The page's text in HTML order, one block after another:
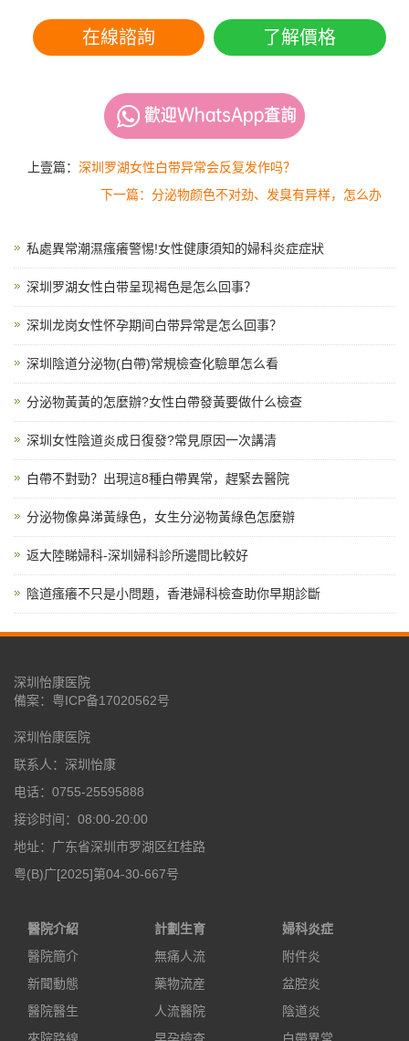
在線諮詢 了解價格
上壹篇： 深圳罗湖女性白带异常会反复发作吗？
下一篇：分泌物颜色不对劲、发臭有异样，怎么办
私處異常潮濕瘙癢警惕!女性健康須知的婦科炎症症狀
深圳罗湖女性白带呈现褐色是怎么回事？
深圳龙岗女性怀孕期间白带异常是怎么回事？
深圳陰道分泌物(白帶)常規檢查化驗單怎么看
分泌物黃黃的怎麼辦?女性白帶發黃要做什么檢查
深圳女性陰道炎成日復發?常見原因一次講清
白帶不對勁？出現這8種白帶異常，趕緊去醫院
分泌物像鼻涕黃綠色，女生分泌物黃綠色怎麼辦
返大陸睇婦科-深圳婦科診所邊間比較好
陰道瘙癢不只是小問題，香港婦科檢查助你早期診斷
深圳怡康医院
備案： 粤ICP备17020562号
深圳怡康医院
联系人：深圳怡康
电话：0755-25595888
接诊时间：08:00-20:00
地址：广东省深圳市罗湖区红桂路
粤(B)广[2025]第04-30-667号
醫院介紹
醫院簡介
新聞動態
醫院醫生
來院路線
計劃生育
無痛人流
藥物流産
人流醫院
早孕檢查
婦科炎症
附件炎
盆腔炎
陰道炎
白帶異常